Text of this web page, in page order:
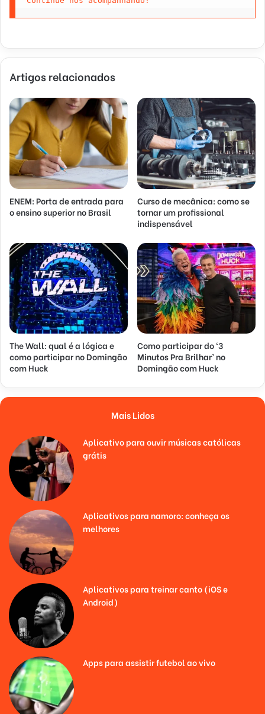
Artigos relacionados
ENEM: Porta de entrada para
o ensino superior no Brasil
Curso de mecânica: como se
tornar um profissional
indispensável
The Wall: qual é a lógica e
como participar no Domingão
com Huck
Como participar do ‘3
Minutos Pra Brilhar’ no
Domingão com Huck
Mais Lidos
Aplicativo para ouvir músicas católicas
grátis
Aplicativos para namoro: conheça os
melhores
Aplicativos para treinar canto (iOS e
Android)
Apps para assistir futebol ao vivo